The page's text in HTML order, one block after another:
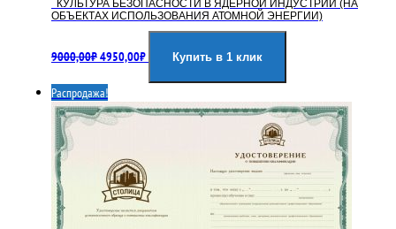
КУЛЬТУРА БЕЗОПАСНОСТИ В ЯДЕРНОЙ ИНДУСТРИИ (НА
ОБЪЕКТАХ ИСПОЛЬЗОВАНИЯ АТОМНОЙ ЭНЕРГИИ)
9000,00₽цена
9000,00₽.
4950,00₽цена:
Купить в 1 клик
Распродажа!